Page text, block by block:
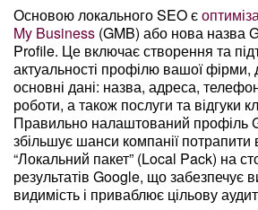
Основою локального SEO є
My Business (GMB) або нова назва
Profile. Це включає створення та
актуальності профілю вашої фірми,
основні дані: назва, адреса,
роботи, а також послуги та відгуки
Правильно налаштований профіль
збільшує шанси компанії потрапити
“Локальний пакет” (Local Pack) на
результатів Google, що забезпечує
видимість і приваблює цільову